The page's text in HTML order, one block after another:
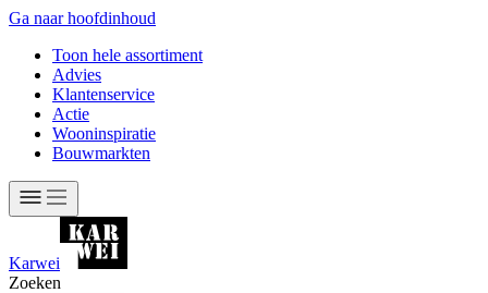
Ga naar hoofdinhoud
Toon hele assortiment
Advies
Klantenservice
Actie
Wooninspiratie
Bouwmarkten
Karwei
Zoeken